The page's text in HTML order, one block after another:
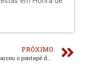
PRÓXIMO
Sábado marcou o pontapé de saída do Carnaval